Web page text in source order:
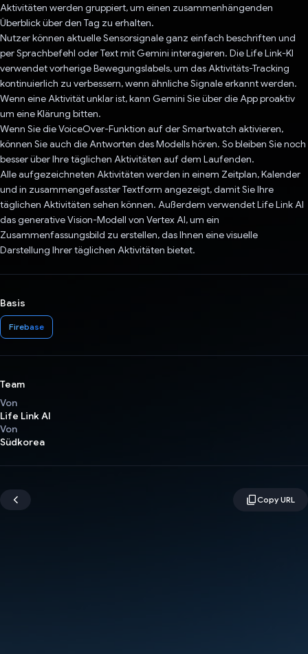
Aktivitäten werden gruppiert, um einen zusammenhängenden
Überblick über den Tag zu erhalten.
Nutzer können aktuelle Sensorsignale ganz einfach beschriften und
per Sprachbefehl oder Text mit Gemini interagieren. Die Life Link-KI
verwendet vorherige Bewegungslabels, um das Aktivitäts-Tracking
kontinuierlich zu verbessern, wenn ähnliche Signale erkannt werden.
Wenn eine Aktivität unklar ist, kann Gemini Sie über die App proaktiv
um eine Klärung bitten.
Wenn Sie die VoiceOver-Funktion auf der Smartwatch aktivieren,
können Sie auch die Antworten des Modells hören. So bleiben Sie noch
besser über Ihre täglichen Aktivitäten auf dem Laufenden.
Alle aufgezeichneten Aktivitäten werden in einem Zeitplan, Kalender
und in zusammengefasster Textform angezeigt, damit Sie Ihre
täglichen Aktivitäten sehen können. Außerdem verwendet Life Link AI
das generative Vision-Modell von Vertex AI, um ein
Zusammenfassungsbild zu erstellen, das Ihnen eine visuelle
Darstellung Ihrer täglichen Aktivitäten bietet.
Basis
Firebase
Team
Von
Life Link AI
Von
Südkorea